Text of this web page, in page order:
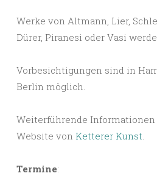
Werke von Altmann, Lier,
Dürer, Piranesi oder Vasi
Vorbesichtigungen sind in
Berlin möglich.
Weiterführende Informationen
Website von Ketterer Kunst.
Termine: